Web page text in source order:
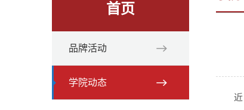
首页
品牌活动
学院动态